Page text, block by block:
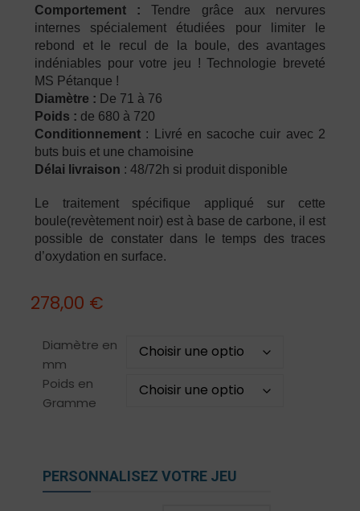
Comportement :Tendre grâce aux nervures
internes spécialement étudiées pour limiter le
rebond et le recul de la boule, des avantages
indéniables pour votre jeu ! Technologie breveté
MS Pétanque !
Diamètre : De 71 à 76
Poids : de 680 à 720
Conditionnement : Livré en sacoche cuir avec 2
buts buis et une chamoisine
Délai livraison : 48/72h si produit disponible
Le traitement spécifique appliqué sur cette
boule(revètement noir) est à base de carbone, il est
possible de constater dans le temps des traces
d’oxydation en surface.
278,00 €
Diamètre en
mm
Poids en
Gramme
PERSONNALISEZ VOTRE JEU